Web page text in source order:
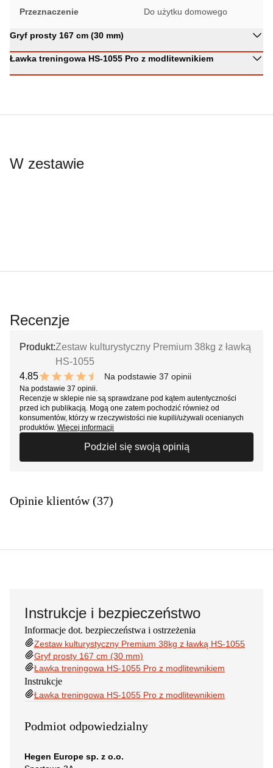
Przeznaczenie Do użytku domowego
Gryf prosty 167 cm (30 mm)
Ławka treningowa HS-1055 Pro z modlitewnikiem
W zestawie
Recenzje
Produkt:Zestaw kulturystyczny Premium 38kg z ławką
HS-1055
4.85
9.7 out of 10 stars
Na podstawie 37 opinii
Na podstawie 37 opinii.
Recenzje w sklepie nie są sprawdzane pod kątem autentyczności
przed ich publikacją. Mogą one zatem pochodzić również od
konsumentów, którzy w rzeczywistości nie kupili/używali ocenianych
produktów. Więcej informacji
Podziel się swoją opinią
Opinie klientów (37)
Instrukcje i bezpieczeństwo
Informacje dot. bezpieczeństwa i ostrzeżenia
Zestaw kulturystyczny Premium 38kg z ławką HS-1055
Gryf prosty 167 cm (30 mm)
Ławka treningowa HS-1055 Pro z modlitewnikiem
Instrukcje
Ławka treningowa HS-1055 Pro z modlitewnikiem
Podmiot odpowiedzialny
Hegen Europe sp. z o.o.